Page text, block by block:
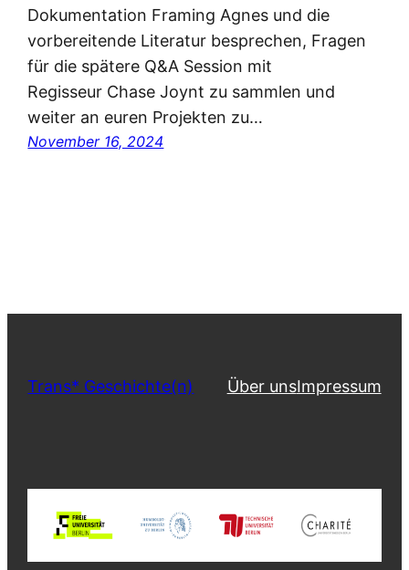
Dokumentation Framing Agnes und die
vorbereitende Literatur besprechen, Fragen
für die spätere Q&A Session mit
Regisseur Chase Joynt zu sammlen und
weiter an euren Projekten zu…
November 16, 2024
Trans* Geschichte(n) Über unsImpressum